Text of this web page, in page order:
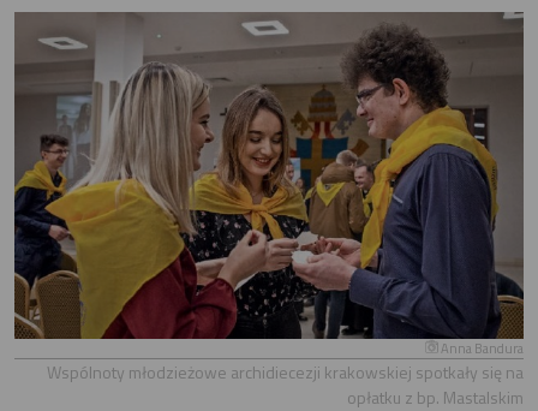
Anna Bandura
Wspólnoty młodzieżowe archidiecezji krakowskiej spotkały się na
opłatku z bp. Mastalskim